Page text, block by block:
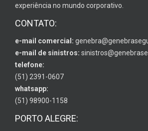
experiência no mundo corporativo.
CONTATO:
e-mail comercial:
e-mail de sinistros:
telefone:
(51) 2391-0607
whatsapp:
(51) 98900-1158
PORTO ALEGRE: